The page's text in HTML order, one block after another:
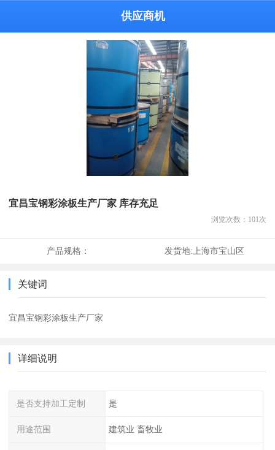
供应商机
宜昌宝钢彩涂板生产厂家 库存充足
浏览次数： 101 次
产品规格： 发货地:上海市宝山区
关键词
宜昌宝钢彩涂板生产厂家
详细说明
是否支持加工定制 是
用途范围 建筑业 畜牧业